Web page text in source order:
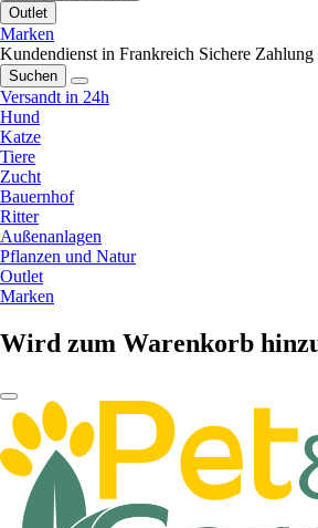
Outlet
Marken
Kundendienst in Frankreich Sichere Zahlung
Suchen
Versandt in 24h
Hund
Katze
Tiere
Zucht
Bauernhof
Ritter
Außenanlagen
Pflanzen und Natur
Outlet
Marken
Wird zum Warenkorb